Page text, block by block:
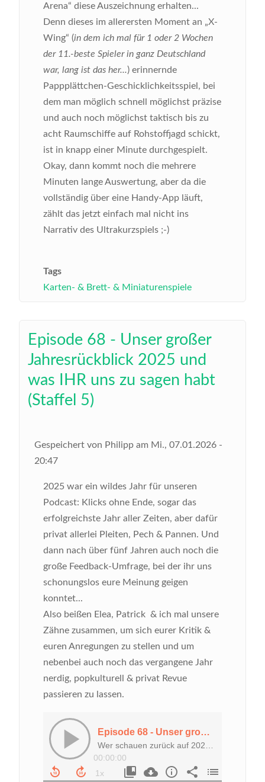
Arena“ diese Auszeichnung erhalten...
Denn dieses im allerersten Moment an „X-
Wing“ (in dem ich mal für 1 oder 2 Wochen
der 11.-beste Spieler in ganz Deutschland
war, lang ist das her...) erinnernde
Pappplättchen-Geschicklichkeitsspiel, bei
dem man möglich schnell möglichst präzise
und auch noch möglichst taktisch bis zu
acht Raumschiffe auf Rohstoffjagd schickt,
ist in knapp einer Minute durchgespielt.
Okay, dann kommt noch die mehrere
Minuten lange Auswertung, aber da die
vollständig über eine Handy-App läuft,
zählt das jetzt einfach mal nicht ins
Narrativ des Ultrakurzspiels ;-)
Tags
Karten- & Brett- & Miniaturenspiele
Episode 68 - Unser großer
Jahresrückblick 2025 und
was IHR uns zu sagen habt
(Staffel 5)
Gespeichert von Philipp am Mi., 07.01.2026 -
20:47
2025 war ein wildes Jahr für unseren
Podcast: Klicks ohne Ende, sogar das
erfolgreichste Jahr aller Zeiten, aber dafür
privat allerlei Pleiten, Pech & Pannen. Und
dann nach über fünf Jahren auch noch die
große Feedback-Umfrage, bei der ihr uns
schonungslos eure Meinung geigen
konntet...
Also beißen Elea, Patrick & ich mal unsere
Zähne zusammen, um sich eurer Kritik &
euren Anregungen zu stellen und um
nebenbei auch noch das vergangene Jahr
nerdig, popkulturell & privat Revue
passieren zu lassen.